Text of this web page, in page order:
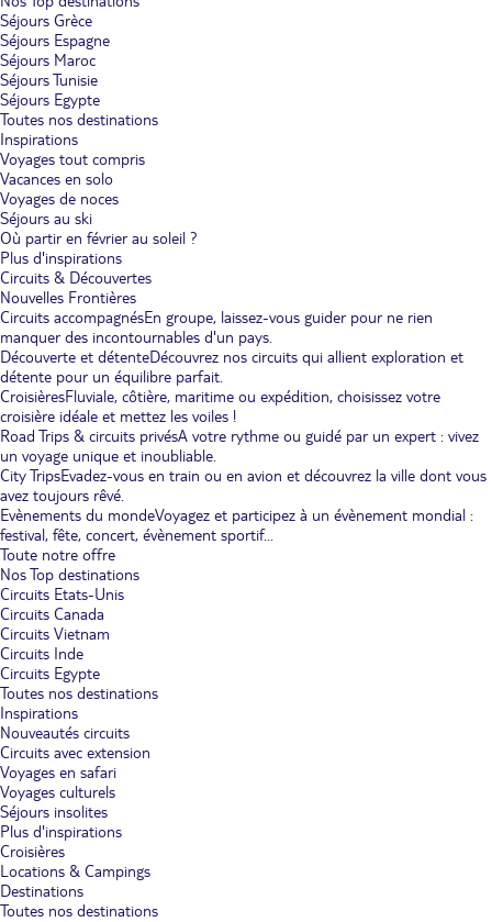
Séjours Grèce
Séjours Espagne
Séjours Maroc
Séjours Tunisie
Séjours Egypte
Toutes nos destinations
Inspirations
Voyages tout compris
Vacances en solo
Voyages de noces
Séjours au ski
Où partir en février au soleil ?
Plus d'inspirations
Circuits & Découvertes
Nouvelles Frontières
Circuits accompagnésEn groupe, laissez-vous guider pour ne rien
manquer des incontournables d'un pays.
Découverte et détenteDécouvrez nos circuits qui allient exploration et
détente pour un équilibre parfait.
CroisièresFluviale, côtière, maritime ou expédition, choisissez votre
croisière idéale et mettez les voiles !
Road Trips & circuits privésA votre rythme ou guidé par un expert : vivez
un voyage unique et inoubliable.
City TripsEvadez-vous en train ou en avion et découvrez la ville dont vous
avez toujours rêvé.
Evènements du mondeVoyagez et participez à un évènement mondial :
festival, fête, concert, évènement sportif...
Toute notre offre
Nos Top destinations
Circuits Etats-Unis
Circuits Canada
Circuits Vietnam
Circuits Inde
Circuits Egypte
Toutes nos destinations
Inspirations
Nouveautés circuits
Circuits avec extension
Voyages en safari
Voyages culturels
Séjours insolites
Plus d'inspirations
Croisières
Locations & Campings
Destinations
Toutes nos destinations